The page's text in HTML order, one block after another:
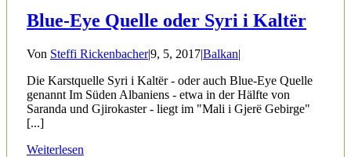
Blue-Eye Quelle oder Syri i Kaltër
Von Steffi Rickenbacher|9, 5, 2017|Balkan|
Die Karstquelle Syri i Kaltër - oder auch Blue-Eye Quelle
genannt Im Süden Albaniens - etwa in der Hälfte von
Saranda und Gjirokaster - liegt im "Mali i Gjerë Gebirge"
[...]
Weiterlesen